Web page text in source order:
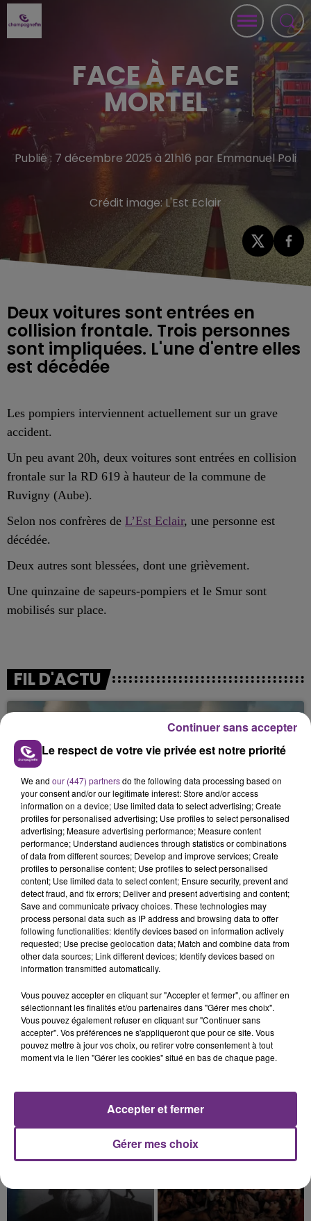
FACE À FACE
MORTEL
Publié : 7 décembre 2025 à 21h16 par Emmanuel Poli
Crédit image:L'Est Eclair
Deux voitures sont entrées en
collision frontale. Trois personnes
sont impliquées. L'une d'entre elles
est décédée
Les pompiers interviennent actuellement sur un grave
accident.
Un peu avant 20h, deux voitures sont entrées en collision
frontale sur la RD 619 à hauteur de la commune de
Ruvigny (Aube).
Selon nos confrères de L’Est Eclair, une personne est
décédée.
Deux autres sont blessées, dont une grièvement.
Une quinzaine de sapeurs-pompiers et le Smur sont
mobilisés sur place.
FIL D'ACTU
7 août 2026
LA CENTRALE NUCLÉAIRE DE CHOOZ
TOUJOURS À L'ARRÊT
Cela fait déjà une semaine que la centrale
nucléaire ardennaise est à l'arrêt. Une situation
justifiée par la sécheresse intense qui est toujours
présente.
LE MAGASIN JOUÉCLUB DE REIMS FERME
SES PORTES
C'était l'une des institutions du centre-ville
rémois. Le magasin JouéClub est contraint de
Le respect de votre vie privée est notre priorité
We and our (447) partnersdo the following data processing based on
your consent and/or our legitimate interest: Store and/or access
information on a device; Use limited data to select advertising; Create
profiles for personalised advertising; Use profiles to select personalised
advertising; Measure advertising performance; Measure content
performance; Understand audiences through statistics or combinations
of data from different sources; Develop and improve services; Create
profiles to personalise content; Use profiles to select personalised
content; Use limited data to select content; Ensure security, prevent and
detect fraud, and fix errors; Deliver and present advertising and content;
Save and communicate privacy choices. These technologies may
process personal data such as IP address and browsing data to offer
following functionalities: Identify devices based on information actively
requested; Use precise geolocation data; Match and combine data from
other data sources; Link different devices; Identify devices based on
information transmitted automatically.
Vous pouvez accepter en cliquant sur "Accepter et fermer", ou affiner en
sélectionnant les finalités et/ou partenaires dans "Gérer mes choix".
Vous pouvez également refuser en cliquant sur "Continuer sans
accepter". Vos préférences ne s'appliqueront que pour ce site. Vous
pouvez mettre à jour vos choix, ou retirer votre consentement à tout
moment via le lien "Gérer les cookies" situé en bas de chaque page.
Gérer mes choix
Accepter et fermer
Continuer sans accepter